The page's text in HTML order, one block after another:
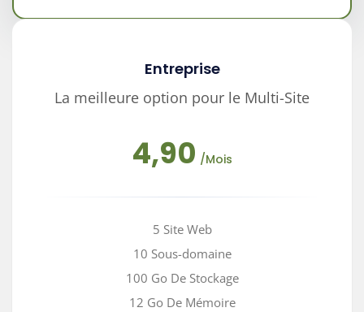
Entreprise
La meilleure option pour le Multi-Site
4,90 /Mois
5 Site Web
10 Sous-domaine
100 Go De Stockage
12 Go De Mémoire